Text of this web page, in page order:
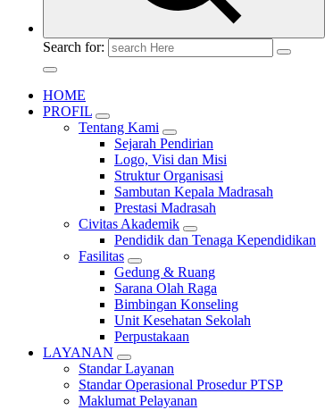
Search for:
HOME
PROFIL
Tentang Kami
Sejarah Pendirian
Logo, Visi dan Misi
Struktur Organisasi
Sambutan Kepala Madrasah
Prestasi Madrasah
Civitas Akademik
Pendidik dan Tenaga Kependidikan
Fasilitas
Gedung & Ruang
Sarana Olah Raga
Bimbingan Konseling
Unit Kesehatan Sekolah
Perpustakaan
LAYANAN
Standar Layanan
Standar Operasional Prosedur PTSP
Maklumat Pelayanan